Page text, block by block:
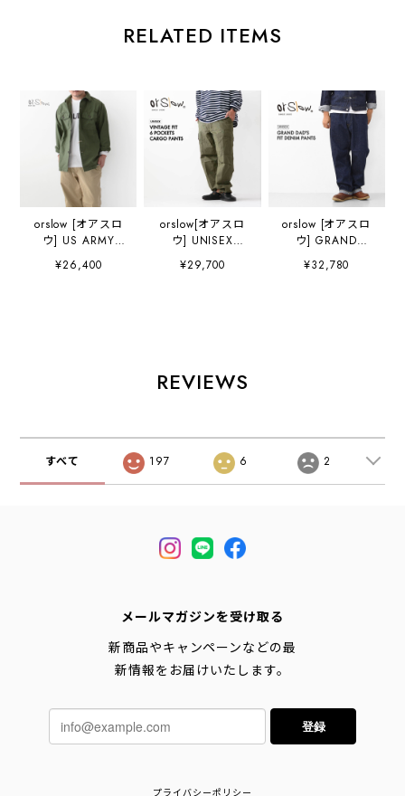
RELATED ITEMS
orslow [オアスロ
ウ] US ARMY
SHIRT [03-8045-
16] ユーエスアー
¥26,400
orslow[オアスロ
ウ] UNISEX
VINTAGE FIT 6
POCKETS CARGO
ンツ・MEN'S /
LADY'S
¥29,700
orslow [オアスロ
ウ] GRAND
DAD'S FIT
DENIM PANTS
¥32,780
REVIEWS
すべて 197 6 2
メールマガジンを受け取る
新商品やキャンペーンなどの最
新情報をお届けいたします。
登録
プライバシーポリシー